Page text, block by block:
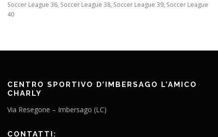
Soccer League 36, Soccer League 38, Soccer League 39, Soccer League
40
CENTRO SPORTIVO D’IMBERSAGO L’AMICO
CHARLY
Via Resegone – Imbersago (LC)
CONTATTI: